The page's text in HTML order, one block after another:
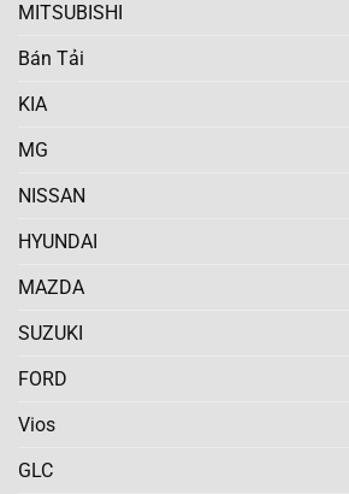
MITSUBISHI
Bán Tải
KIA
MG
NISSAN
HYUNDAI
MAZDA
SUZUKI
FORD
Vios
GLC